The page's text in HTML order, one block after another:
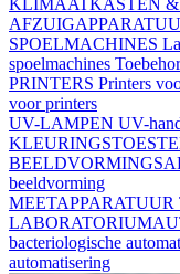
KLIMAATKASTEN
SPOELMACHINES
spoelmachines
PRINTERS Printers
voor printers
UV-LAMPEN UV-
beeldvorming
MEETAPPARATUUR
bacteriologische
automatisering